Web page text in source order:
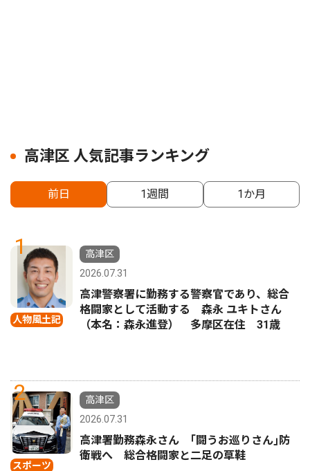
高津区 人気記事ランキング
前日 1週間 1か月
1
人物風土記
高津区
2026.07.31
高津警察署に勤務する警察官であり、総合
格闘家として活動する 森永 ユキトさん
（本名：森永進登） 多摩区在住 31歳
2
スポーツ
高津区
2026.07.31
高津署勤務森永さん ｢闘うお巡りさん｣防
衛戦へ 総合格闘家と二足の草鞋